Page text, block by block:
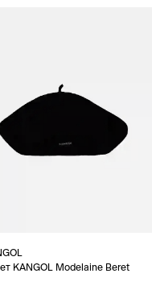
KANGOL Modelaine Beret